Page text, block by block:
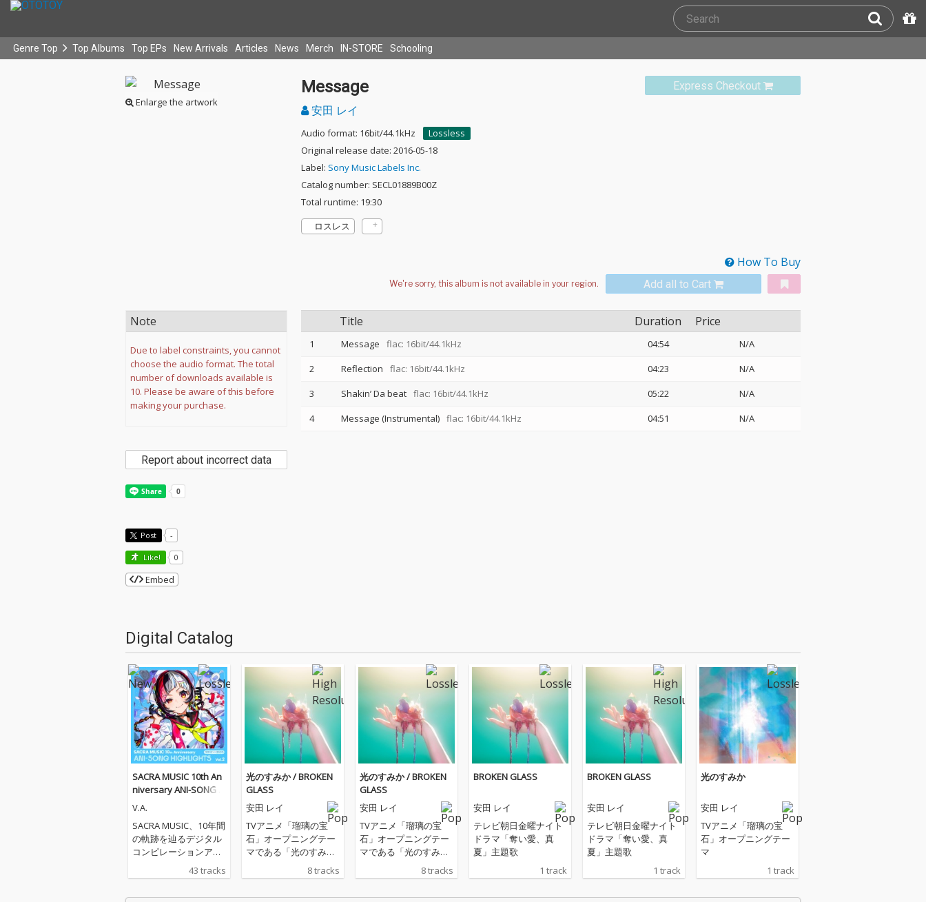
Genre Top Top Albums Top EPs New Arrivals Articles News Merch IN-STORE Schooling
Enlarge the artwork
Express Checkout
Message
安田 レイ
Audio format: 16bit/44.1kHz
Lossless
Original release date: 2016-05-18
Label: Sony Music Labels Inc.
Catalog number: SECL01889B00Z
Total runtime: 19:30
ロスレス
How To Buy
Add all to Cart
Title Duration Price
1 Message flac: 16bit/44.1kHz 04:54
N/A
2
Reflection flac: 16bit/44.1kHz 04:23
N/A
3
Shakin’ Da beat flac: 16bit/44.1kHz 05:22
N/A
4
Message (Instrumental) flac: 16bit/44.1kHz 04:51 N/A
Note
Due to label constraints, you cannot
choose the audio format. The total
number of downloads available is
10. Please be aware of this before
making your purchase.
Report about incorrect data
Post -
Like! 0
Embed
Digital Catalog
SACRA MUSIC 10th An
niversary ANI-SONG H
IGHLIGHTS Vol.2 2019-
V.A.
SACRA MUSIC、10年間
の軌跡を辿るデジタル
コンピレーションアル
弾となる「SACRA MUS
43 tracks
光のすみか / BROKEN
GLASS
安田 レイ
TVアニメ「瑠璃の宝
石」オープニングテー
マである「光のすみ
か」と新曲「BROKEN
GLASS」を収録
8 tracks
光のすみか / BROKEN
GLASS
安田 レイ
TVアニメ「瑠璃の宝
石」オープニングテー
マである「光のすみ
か」と新曲「BROKEN
GLASS」を収録
8 tracks
BROKEN GLASS
安田 レイ
テレビ朝日金曜ナイト
ドラマ「奪い愛、真
夏」主題歌
1 track
BROKEN GLASS
安田 レイ
テレビ朝日金曜ナイト
ドラマ「奪い愛、真
夏」主題歌
1 track
光のすみか
安田 レイ
TVアニメ「瑠璃の宝
石」オープニングテー
マ
1 track